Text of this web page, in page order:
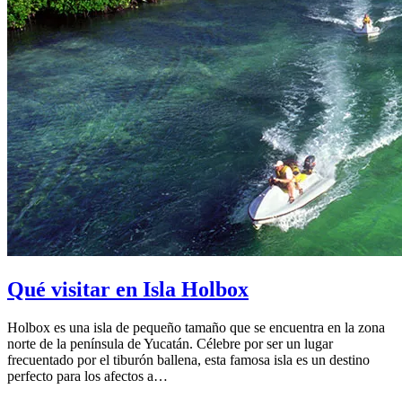
Qué visitar en Isla Holbox
Holbox es una isla de pequeño tamaño que se encuentra en la zona
norte de la península de Yucatán. Célebre por ser un lugar
frecuentado por el tiburón ballena, esta famosa isla es un destino
perfecto para los afectos a…